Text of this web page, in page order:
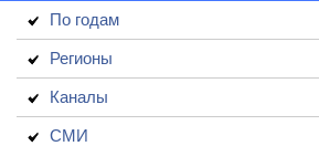
По годам
Регионы
Каналы
СМИ